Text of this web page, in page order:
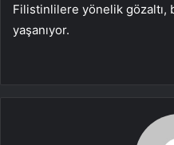
Filistinlilere yönelik gözaltı,
yaşanıyor.